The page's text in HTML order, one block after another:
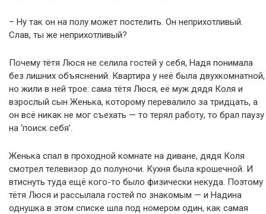
– Ну так он на полу может постелить. Он неприхотливый.
Слав, ты же неприхотливый?
Почему тётя Люся не селила гостей у себя, Надя понимала
без лишних объяснений. Квартира у неё была двухкомнатной,
но жили в ней трое: сама тётя Люся, её муж дядя Коля и
взрослый сын Женька, которому перевалило за тридцать, а
он всё никак не мог съехать — то терял работу, то брал паузу
на ‘поиск себя’.
Женька спал в проходной комнате на диване, дядя Коля
смотрел телевизор до полуночи. Кухня была крошечной. И
втиснуть туда ещё кого-то было физически некуда. Поэтому
тётя Люся и рассылала гостей по знакомым — и Надина
однушка в этом списке шла под номером один, как самая